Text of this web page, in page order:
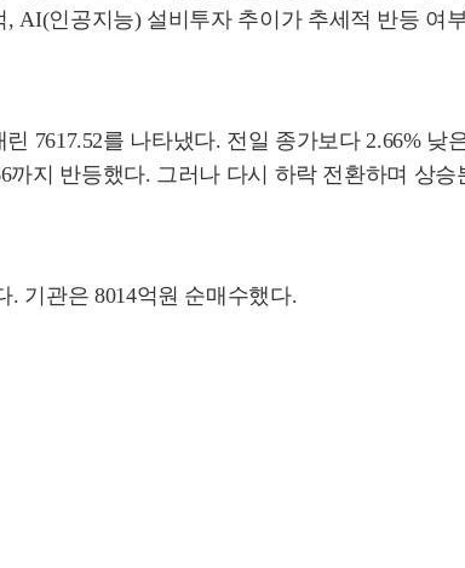
AI(인공지능) 설비투자 추이가 추세적 반등 여
7617.52를 나타냈다. 전일 종가보다 2.66% 낮
까지 반등했다. 그러나 다시 하락 전환하며 상승
. 기관은 8014억원 순매수했다.